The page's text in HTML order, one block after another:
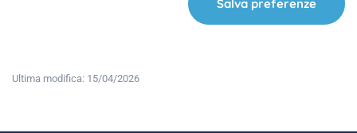
Salva preferenze
Ultima modifica: 15/04/2026